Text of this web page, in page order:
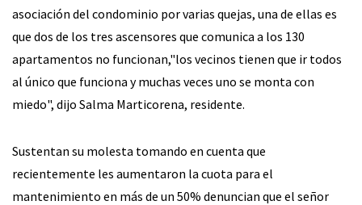
asociación del condominio por varias quejas, una de ellas es
que dos de los tres ascensores que comunica a los 130
apartamentos no funcionan,"los vecinos tienen que ir todos
al único que funciona y muchas veces uno se monta con
miedo", dijo Salma Marticorena, residente.
Sustentan su molesta tomando en cuenta que
recientemente les aumentaron la cuota para el
mantenimiento en más de un 50% denuncian que el señor